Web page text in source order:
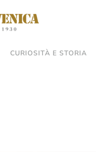
CURIOSITÀ E STORIA